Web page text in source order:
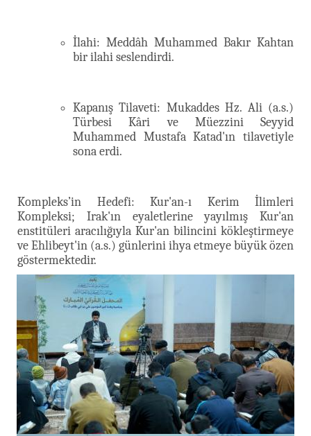
İlahi: Meddâh Muhammed Bakır Kahtan
bir ilahi seslendirdi.
Kapanış Tilaveti: Mukaddes Hz. Ali (a.s.)
Türbesi Kâri ve Müezzini Seyyid
Muhammed Mustafa Katad'ın tilavetiyle
sona erdi.
Kompleks’in Hedefi: Kur'an-ı Kerim İlimleri
Kompleksi; Irak'ın eyaletlerine yayılmış Kur'an
enstitüleri aracılığıyla Kur'an bilincini kökleştirmeye
ve Ehlibeyt'in (a.s.) günlerini ihya etmeye büyük özen
göstermektedir.